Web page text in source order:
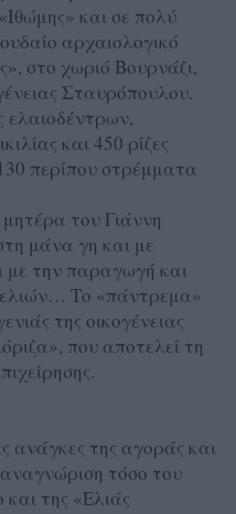
και σε πολύ
αρχαιολογικό
στο χωριό Βουρνάζι,
Σταυρόπουλου.
ελαιοδέντρων,
και 450 ρίζες
περίπου στρέμματα
του Γιάννη
μάνα γη και με
με την παραγωγή και
Το «πάντρεμα»
της οικογένειας
που αποτελεί τη
ανάγκες της αγοράς και
τόσο του
της «Ελιάς